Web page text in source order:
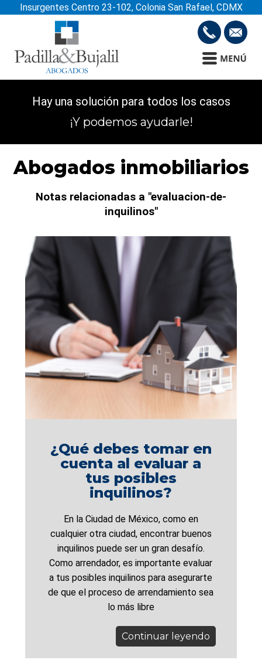
Insurgentes Centro 23-102, Colonia San Rafael, CDMX
Hay una solución para todos los casos
¡Y podemos ayudarle!
Abogados inmobiliarios
Notas relacionadas a "evaluacion-de-
inquilinos"
¿Qué debes tomar en
cuenta al evaluar a
tus posibles
inquilinos?
En la Ciudad de México, como en
cualquier otra ciudad, encontrar buenos
inquilinos puede ser un gran desafío.
Como arrendador, es importante evaluar
a tus posibles inquilinos para asegurarte
de que el proceso de arrendamiento sea
lo más libre
Continuar leyendo